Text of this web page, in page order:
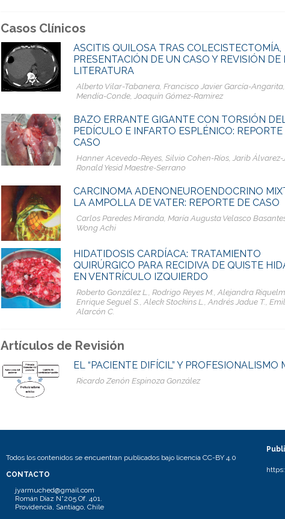
Casos Clínicos
ASCITIS QUILOSA TRAS COLECISTECTOMÍA,
PRESENTACIÓN DE UN CASO Y REVISIÓN DE
LITERATURA
Alberto Vilar-Tabanera, Francisco Javier García-
Mendía-Conde, Joaquín Gómez-Ramirez
BAZO ERRANTE GIGANTE CON TORSIÓN
PEDÍCULO E INFARTO ESPLÉNICO: REPORTE
CASO
Hanner Acevedo-Reyes, Silvio Cohen-Ríos, Jarib Álvarez-
Ronald Yesid Maestre-Serrano
CARCINOMA ADENONEUROENDOCRINO
LA AMPOLLA DE VATER: REPORTE DE CASO
Carlos Paredes Miranda, María Augusta Velasco
Wong Achi
HIDATIDOSIS CARDÍACA: TRATAMIENTO
QUIRÚRGICO PARA RECIDIVA DE QUISTE
EN VENTRÍCULO IZQUIERDO
Roberto González L., Rodrigo Reyes M., Alejandra
Enrique Seguel S., Aleck Stockins L., Andrés Jadue T.,
Alarcón C.
Artículos de Revisión
EL “PACIENTE DIFÍCIL” Y PROFESIONALISMO
Ricardo Zenón Espinoza González
Todos los contenidos se encuentran publicados bajo licencia CC-BY 4.0
CONTACTO
jyarmuched@gmail.com
Román Díaz N°205 Of. 401.
Providencia, Santiago, Chile